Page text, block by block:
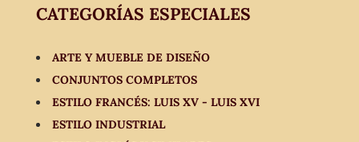
CATEGORÍAS ESPECIALES
ARTE Y MUEBLE DE DISEÑO
CONJUNTOS COMPLETOS
ESTILO FRANCÉS: LUIS XV - LUIS XVI
ESTILO INDUSTRIAL